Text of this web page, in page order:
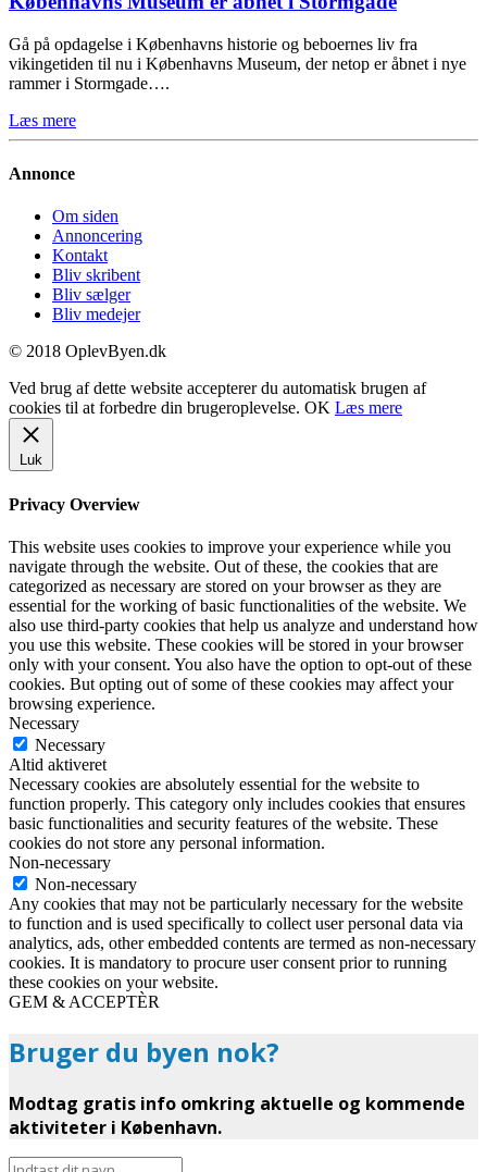
Gå på opdagelse i Københavns historie og beboernes liv fra
vikingetiden til nu i Københavns Museum, der netop er åbnet i nye
rammer i Stormgade….
Læs mere
Annonce
Om siden
Annoncering
Kontakt
Bliv skribent
Bliv sælger
Bliv medejer
© 2018 OplevByen.dk
Ved brug af dette website accepterer du automatisk brugen af
cookies til at forbedre din brugeroplevelse. OK Læs mere
Luk
Privacy Overview
This website uses cookies to improve your experience while you
navigate through the website. Out of these, the cookies that are
categorized as necessary are stored on your browser as they are
essential for the working of basic functionalities of the website. We
also use third-party cookies that help us analyze and understand how
you use this website. These cookies will be stored in your browser
only with your consent. You also have the option to opt-out of these
cookies. But opting out of some of these cookies may affect your
browsing experience.
Necessary
Necessary
Altid aktiveret
Necessary cookies are absolutely essential for the website to
function properly. This category only includes cookies that ensures
basic functionalities and security features of the website. These
cookies do not store any personal information.
Non-necessary
Non-necessary
Any cookies that may not be particularly necessary for the website
to function and is used specifically to collect user personal data via
analytics, ads, other embedded contents are termed as non-necessary
cookies. It is mandatory to procure user consent prior to running
these cookies on your website.
GEM & ACCEPTÈR
Bruger du byen nok?
Modtag gratis info omkring aktuelle og kommende
aktiviteter i København.